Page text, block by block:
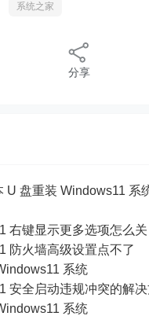
系统之家
分享
U 盘重装 Windows11 系
右键显示更多选项怎么关
防火墙高级设置点不了
系统
安全启动违规冲突的解
系统